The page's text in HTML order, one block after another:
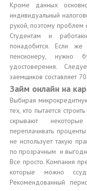
Кроме данных
индивидуальный
рукой, поэтому проблем
Студентам и
понадобится. Если же
пенсионеру, нужно
удостоверения.
заемщиков составляет 70
Займ онлайн на
Выбирая
тех, кто пытается
скрывают
переплачивать
не использует такую
по прозрачным и
Все просто. Компания
которые можно
Рекомендованный